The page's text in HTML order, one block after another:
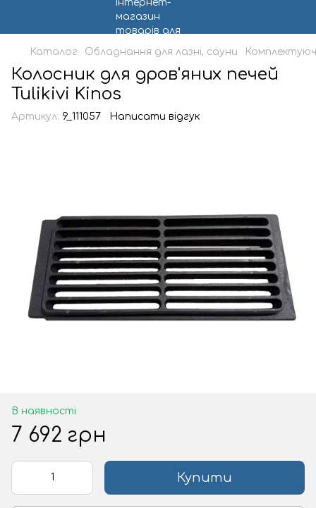
Каталог Обладнання для лазні, сауни
Колосник для дров'яних печей
Tulikivi Kinos
Артикул: 9_111057 Написати відгук
В наявності
7 692 грн
Купити